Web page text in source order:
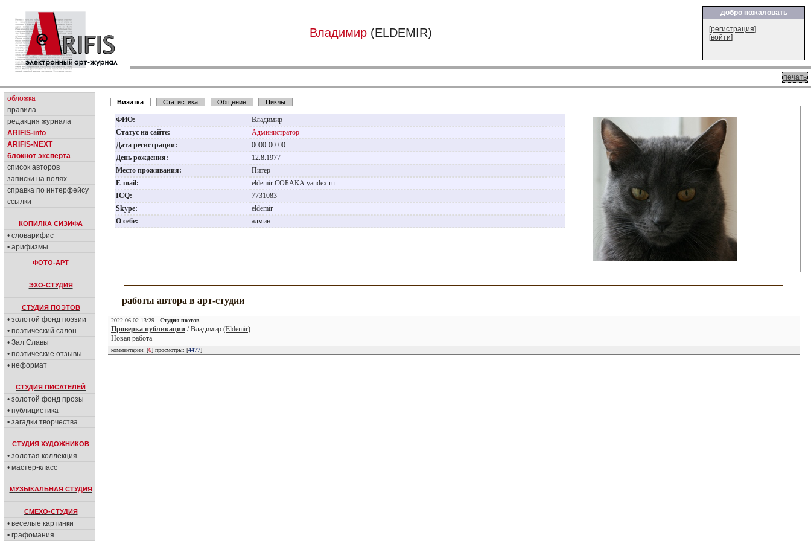
Владимир (ELDEMIR)
добро пожаловать
[регистрация]
[войти]
печать
обложка
правила
редакция журнала
ARIFIS-info
ARIFIS-NEXT
блокнот эксперта
список авторов
записки на полях
справка по интерфейсу
ссылки
КОПИЛКА СИЗИФА
• словарифис
• арифизмы
ФОТО-АРТ
ЭХО-СТУДИЯ
СТУДИЯ ПОЭТОВ
• золотой фонд поэзии
• поэтический салон
• Зал Славы
• поэтические отзывы
• неформат
СТУДИЯ ПИСАТЕЛЕЙ
• золотой фонд прозы
• публицистика
• загадки творчества
СТУДИЯ ХУДОЖНИКОВ
• золотая коллекция
• мастер-класс
МУЗЫКАЛЬНАЯ СТУДИЯ
СМЕХО-СТУДИЯ
• веселые картинки
• графомания
Визитка Статистика Общение Циклы
ФИО:
Владимир
Статус на сайте:
Администратор
Дата регистрации:
0000-00-00
День рождения:
12.8.1977
Место проживания:
Питер
E-mail:
eldemir СОБАКА yandex.ru
ICQ:
7731083
Skype:
eldemir
О себе:
админ
работы автора в арт-студии
2022-06-02 13:29 Студия поэтов
Проверка публикации / Владимир (Eldemir)
Новая работа
комментарии: [6] просмотры: [4477]